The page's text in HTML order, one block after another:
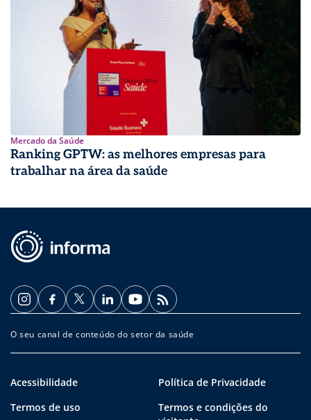
Mercado da Saúde
Ranking GPTW: as melhores empresas para
trabalhar na área da saúde
O seu canal de conteúdo do setor da saúde
Acessibilidade
Política de Privacidade
Termos de uso
Termos e condições do